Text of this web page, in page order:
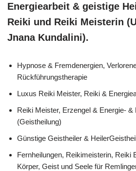
Energiearbeit & geistige
Reiki und Reiki Meisterin
Jnana Kundalini).
Hypnose & Fremdenergien,
Rückführungstherapie
Luxus Reiki Meister, Reiki &
Reiki Meister, Erzengel & Energie- &
(Geistheilung)
Günstige Geistheiler &
Fernheilungen, Reikimeisterin, Reiki
Körper, Geist und Seele für